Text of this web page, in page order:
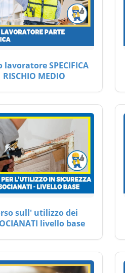
lavoratore SPECIFICA
RISCHIO MEDIO
sull' utilizzo dei
livello base